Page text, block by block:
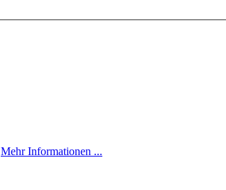
Mehr Informationen ...